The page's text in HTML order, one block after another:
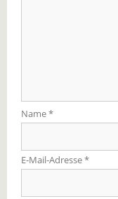
Name*
E-Mail-Adresse*